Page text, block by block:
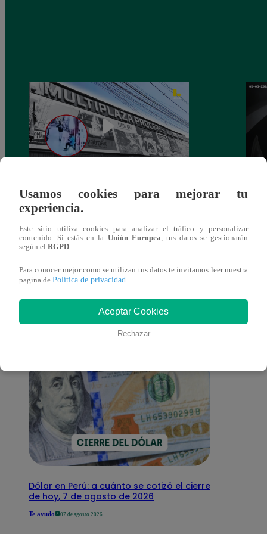
Asesinan a comerciante ferretero dentro de
galería en San Juan de Lurigancho
También te puede
interesar
Dólar en Perú: a cuánto se cotizó el cierre
de hoy, 7 de agosto de 2026
Te ayudo 07 de agosto 2026
Usamos cookies para mejorar tu
experiencia.
Este sitio utiliza cookies para analizar el tráfico y personalizar
contenido. Si estás en la Unión Europea , tus datos se gestionarán
según el RGPD
Para conocer mejor como se utilizan tus datos te invitamos leer nuestra
pagina de Política de privacidad
Aceptar Cookies
Rechazar